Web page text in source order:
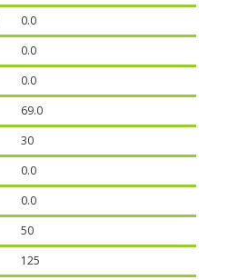
0.0
0.0
0.0
69.0
30
0.0
0.0
50
125